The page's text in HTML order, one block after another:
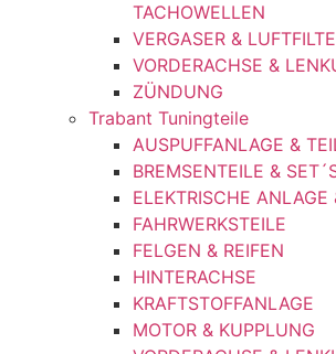
TACHOWELLEN
VERGASER &
VORDERACHSE &
ZÜNDUNG
Trabant Tuningteile
AUSPUFFANLAGE &
BREMSENTEILE &
ELEKTRISCHE ANLAGE
FAHRWERKSTEILE
FELGEN & REIFEN
HINTERACHSE
KRAFTSTOFFANLAGE
MOTOR & KUPPLUNG